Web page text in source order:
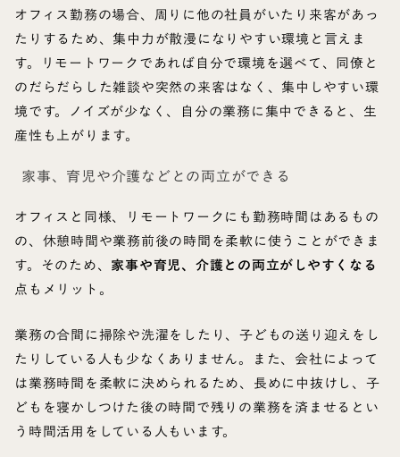
オフィス勤務の場合、周りに他の社員がいたり来客があっ
たりするため、集中力が散漫になりやすい環境と言えま
す。リモートワークであれば自分で環境を選べて、同僚と
のだらだらした雑談や突然の来客はなく、集中しやすい環
境です。ノイズが少なく、自分の業務に集中できると、生
産性も上がります。
家事、育児や介護などとの両立ができる
オフィスと同様、リモートワークにも勤務時間はあるもの
の、休憩時間や業務前後の時間を柔軟に使うことができま
す。そのため、 家事や育児、介護との両立がしやすくなる
点もメリット。
業務の合間に掃除や洗濯をしたり、子どもの送り迎えをし
たりしている人も少なくありません。また、会社によって
は業務時間を柔軟に決められるため、長めに中抜けし、子
どもを寝かしつけた後の時間で残りの業務を済ませるとい
う時間活用をしている人もいます。